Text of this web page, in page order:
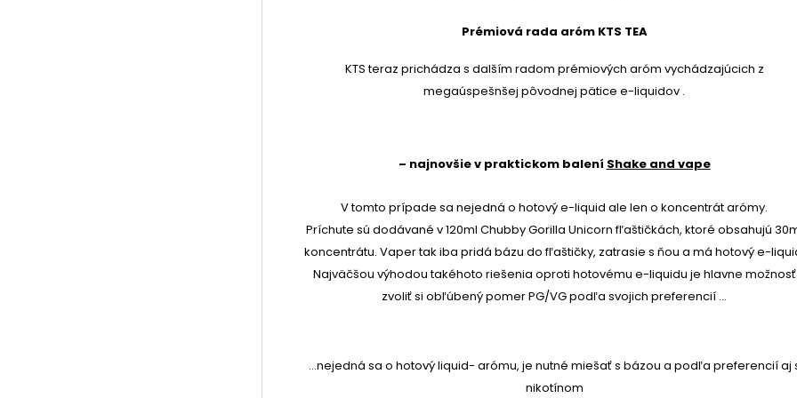
Prémiová rada aróm KTS TEA
KTS teraz prichádza s dalším radom prémiových aróm vychádzajúcich z
megaúspešnšej pôvodnej pätice e-liquidov .
– najnovšie v praktickom balení Shake and vape
V tomto prípade sa nejedná o hotovýe-liquid ale len o koncentrát arómy.
Príchute sú dodávané v 120ml Chubby Gorilla Unicorn fľaštičkách, ktoré obsahujú
koncentrátu. Vaper tak iba pridá bázu do fľaštičky, zatrasie s ňou a má hotový e-
Najväčšou výhodou takéhoto riešenia oproti hotovému e-liquidu je hlavne možnosť
zvoliť si obľúbený pomer PG/VG podľa svojich preferencií ...
...nejedná sa o hotový liquid- arómu, je nutné miešať s bázou a podľa preferencií aj
nikotínom